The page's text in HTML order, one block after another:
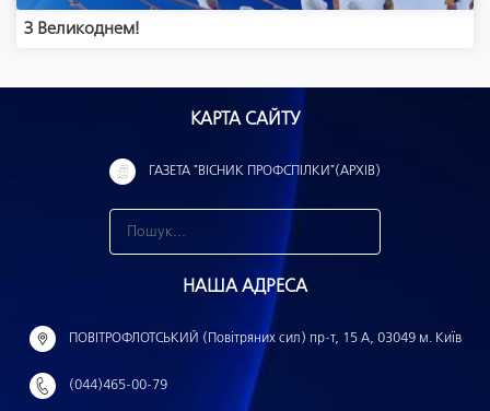
З Великоднем!
КАРТА САЙТУ
ГАЗЕТА "ВІСНИК ПРОФСПІЛКИ"(АРХІВ)
н
й
НАША АДРЕСА
ПОВІТРОФЛОТСЬКИЙ (Повітряних сил) пр-т, 15 А, 03049 м. Київ
(044)465-00-79